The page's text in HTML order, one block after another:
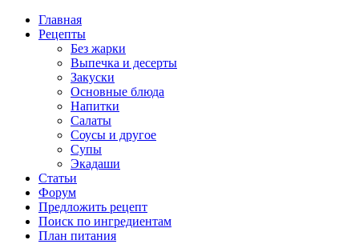
Главная
Рецепты
Без жарки
Выпечка и десерты
Закуски
Основные блюда
Напитки
Салаты
Соусы и другое
Супы
Экадаши
Статьи
Форум
Предложить рецепт
Поиск по ингредиентам
План питания